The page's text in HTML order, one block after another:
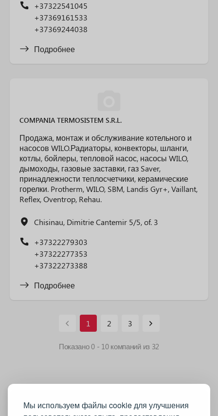
Мы используем файлы cookie для улучшения
+37322541045
+37369161533
+37369244038
Подробнее
COMPANIA TERMOSISTEM S.R.L.
Продажа, монтаж и обслуживание котельного и
насосов WILO.Радиаторы, конвекторы, шланги,
котлы, бойлеры, тепловой насос, насосы WILO,
дымоходы, газовые заставки, газ Saver,
принадлежности теплосчетчики, керамические
горелки. Protherm, WILO, SBM, Landis Gyr+, Vaillant,
Reflex, Oventrop, Rehau.
Chisinau, Dimitrie Cantemir 5/5, of. 3
+37322279303
+37322277353
+37322273388
Подробнее
1 2 3
Показано0- 10компаний из 32